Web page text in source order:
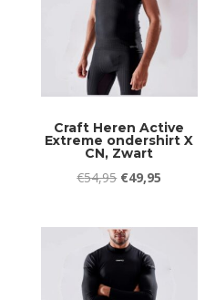
Craft Heren Active
Extreme ondershirt X
CN, Zwart
€54,95 Oorspronkelijke
was:
€54,95.
€49,95
is: